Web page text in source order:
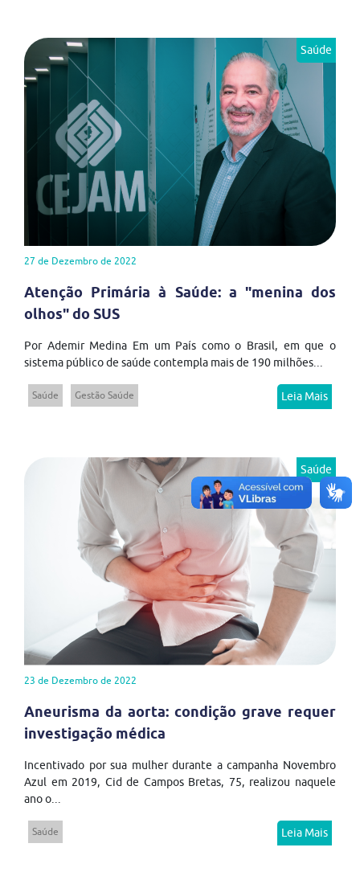
Saúde
27 de Dezembro de 2022
Atenção Primária à Saúde: a "menina dos
olhos" do SUS
Por Ademir Medina Em um País como o Brasil, em que o
sistema público de saúde contempla mais de 190 milhões...
Saúde Gestão Saúde Leia Mais
Saúde
23 de Dezembro de 2022
Aneurisma da aorta: condição grave requer
investigação médica
Incentivado por sua mulher durante a campanha Novembro
Azul em 2019, Cid de Campos Bretas, 75, realizou naquele
ano o...
Saúde Leia Mais